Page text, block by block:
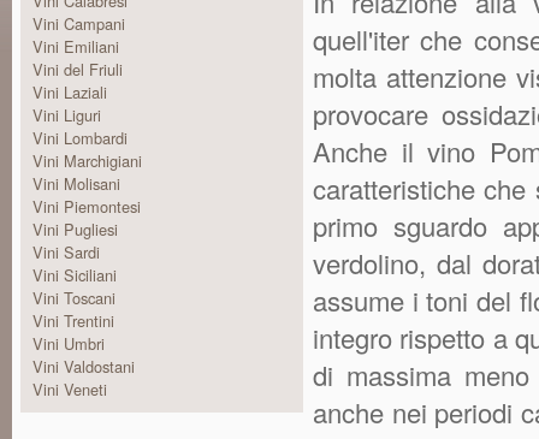
Vini Campani
Vini Emiliani
Vini del Friuli
Vini Laziali
Vini Liguri
Vini Lombardi
Vini Marchigiani
Vini Molisani
Vini Piemontesi
Vini Pugliesi
Vini Sardi
Vini Siciliani
Vini Toscani
Vini Trentini
Vini Umbri
Vini Valdostani
Vini Veneti
quell'iter che
molta attenzione
provocare
Anche il vino
caratteristiche
primo sguardo
verdolino, dal
assume i toni del
integro rispetto a
di massima
anche nei periodi